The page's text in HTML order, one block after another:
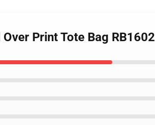
Print Tote Bag RB1602